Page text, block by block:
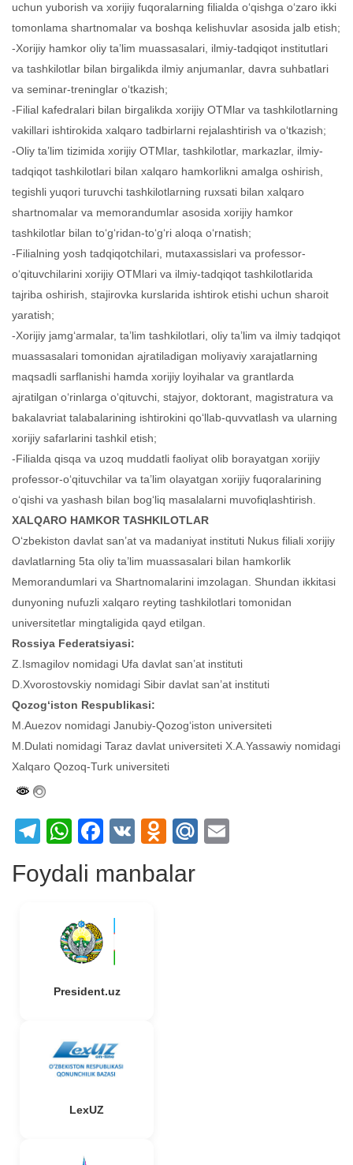
uchun yuborish va xorijiy fuqoralarning filialda o‘qishga o‘zaro ikki
tomonlama shartnomalar va boshqa kelishuvlar asosida jalb etish;
-Xorijiy hamkor oliy ta’lim muassasalari, ilmiy-tadqiqot institutlari
va tashkilotlar bilan birgalikda ilmiy anjumanlar, davra suhbatlari
va seminar-treninglar o‘tkazish;
-Filial kafedralari bilan birgalikda xorijiy OTMlar va tashkilotlarning
vakillari ishtirokida xalqaro tadbirlarni rejalashtirish va o‘tkazish;
-Oliy ta’lim tizimida xorijiy OTMlar, tashkilotlar, markazlar, ilmiy-
tadqiqot tashkilotlari bilan xalqaro hamkorlikni amalga oshirish,
tegishli yuqori turuvchi tashkilotlarning ruxsati bilan xalqaro
shartnomalar va memorandumlar asosida xorijiy hamkor
tashkilotlar bilan to‘g‘ridan-to‘g‘ri aloqa o‘rnatish;
-Filialning yosh tadqiqotchilari, mutaxassislari va professor-
o‘qituvchilarini xorijiy OTMlari va ilmiy-tadqiqot tashkilotlarida
tajriba oshirish, stajirovka kurslarida ishtirok etishi uchun sharoit
yaratish;
-Xorijiy jamg‘armalar, ta’lim tashkilotlari, oliy ta’lim va ilmiy tadqiqot
muassasalari tomonidan ajratiladigan moliyaviy xarajatlarning
maqsadli sarflanishi hamda xorijiy loyihalar va grantlarda
ajratilgan o‘rinlarga o‘qituvchi, stajyor, doktorant, magistratura va
bakalavriat talabalarining ishtirokini qo‘llab-quvvatlash va ularning
xorijiy safarlarini tashkil etish;
-Filialda qisqa va uzoq muddatli faoliyat olib borayatgan xorijiy
professor-o‘qituvchilar va ta’lim olayatgan xorijiy fuqoralarining
o‘qishi va yashash bilan bog‘liq masalalarni muvofiqlashtirish.
XALQARO HAMKOR TASHKILOTLAR
O‘zbekiston davlat san’at va madaniyat instituti Nukus filiali xorijiy
davlatlarning 5ta oliy ta’lim muassasalari bilan hamkorlik
Memorandumlari va Shartnomalarini imzolagan. Shundan ikkitasi
dunyoning nufuzli xalqaro reyting tashkilotlari tomonidan
universitetlar mingtaligida qayd etilgan.
Rossiya Federatsiyasi:
Z.Ismagilov nomidagi Ufa davlat san’at instituti
D.Xvorostovskiy nomidagi Sibir davlat san’at instituti
Qozog‘iston Respublikasi:
M.Auezov nomidagi Janubiy-Qozog‘iston universiteti
M.Dulati nomidagi Taraz davlat universiteti X.A.Yassawiy nomidagi
Xalqaro Qozoq-Turk universiteti
Telegram
WhatsApp
Facebook
VK Odnoklassniki
Mail.Ru
Foydali manbalar
President.uz
LexUZ